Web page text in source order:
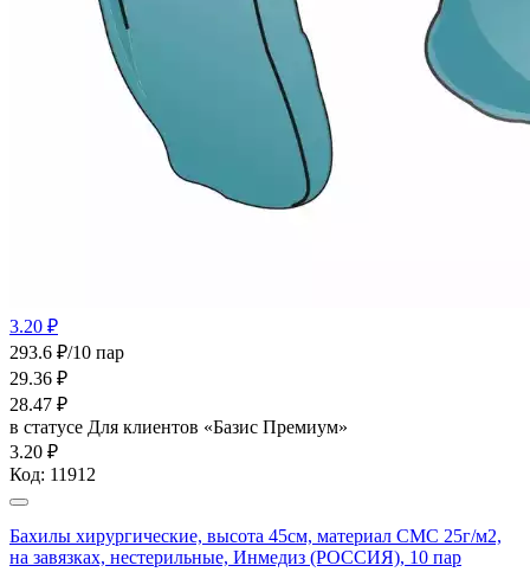
3.20 ₽
293.6 ₽/10 пар
29.36 ₽
28.47 ₽
в статусе Для клиентов «Базис Премиум»
3.20 ₽
Код: 11912
Бахилы хирургические, высота 45см, материал СМС 25г/м2,
на завязках, нестерильные, Инмедиз (РОССИЯ), 10 пар